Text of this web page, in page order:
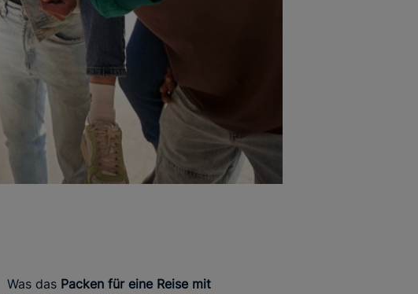
Was das Packen für eine Reise mit